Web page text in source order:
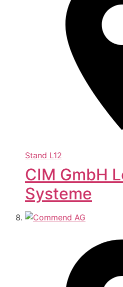
Stand L12
CIM GmbH
Systeme